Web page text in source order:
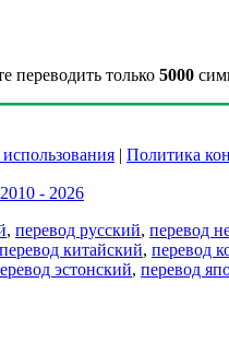
переводить только 5000
| Политика
- 2026
, перевод русский, перевод
перевод китайский, перевод
эстонский, перевод